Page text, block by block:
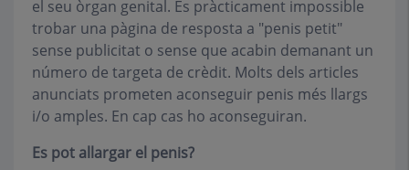
el seu òrgan genital. És pràcticament impossible
trobar una pàgina de resposta a "penis petit"
sense publicitat o sense que acabin demanant un
número de targeta de crèdit. Molts dels articles
anunciats prometen aconseguir penis més llargs
i/o amples. En cap cas ho aconseguiran.
Es pot allargar el penis?